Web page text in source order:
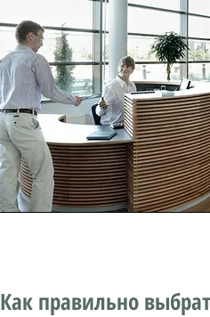
Как правильно